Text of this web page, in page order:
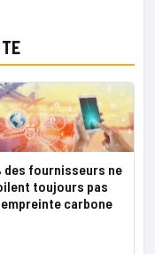
des fournisseurs ne
toujours pas
carbone